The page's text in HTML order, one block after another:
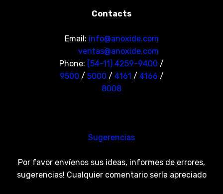
Contacts
Email: info@anoxide.com
ventas@anoxide.com
Phone: (54-11) 4259-9400 /
9500 / 5000 / 4161 / 4166 /
8008
Sugerencias
Por favor envíenos sus ideas, informes de errores,
sugerencias! Cualquier comentario sería apreciado